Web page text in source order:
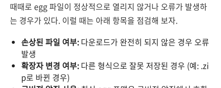
때때로 egg 파일이 정상적으로 열리지 않거나 오류가 발생하
는 경우가 있다. 이럴 때는 아래 항목을 점검해 보자.
손상된 파일 여부: 다운로드가 완전히 되지 않은 경우 오류
발생
확장자 변경 여부: 다른 형식으로 잘못 저장된 경우 (예: .zi
p로 바뀐 경우)